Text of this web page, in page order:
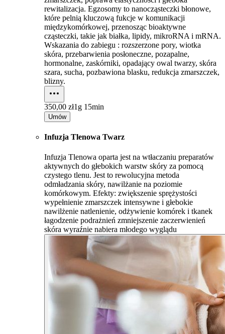
rewitalizacja. Egzosomy to nanocząsteczki błonowe,
które pelnią kluczową fukcje w komunikacji
międzykomórkowej, przenosząc bioaktywne
cząsteczki, takie jak białka, lipidy, mikroRNA i mRNA.
Wskazania do zabiegu : rozszerzone pory, wiotka
skóra, przebarwienia posłoneczne, pozapalne,
hormonalne, zaskórniki, opadający owal twarzy, skóra
szara, sucha, pozbawiona blasku, redukcja zmarszczek,
blizny.
350,00 zł1g 15min
Umów
Infuzja Tlenowa Twarz
Infuzja Tlenowa oparta jest na wtłaczaniu preparatów
aktywnych do głebokich warstw skóry za pomocą
czystego tlenu. Jest to rewolucyjna metoda
odmładzania skóry, nawilżanie na poziomie
komórkowym. Efekty: zwiększenie sprężystości
wypełnienie zmarszczek intensywne i głebokie
nawilżenie natlenienie, odżywienie komórek i tkanek
łagodzenie podrażnień zmniejszenie zaczerwienień
skóra wyraźnie nabiera młodego wyglądu